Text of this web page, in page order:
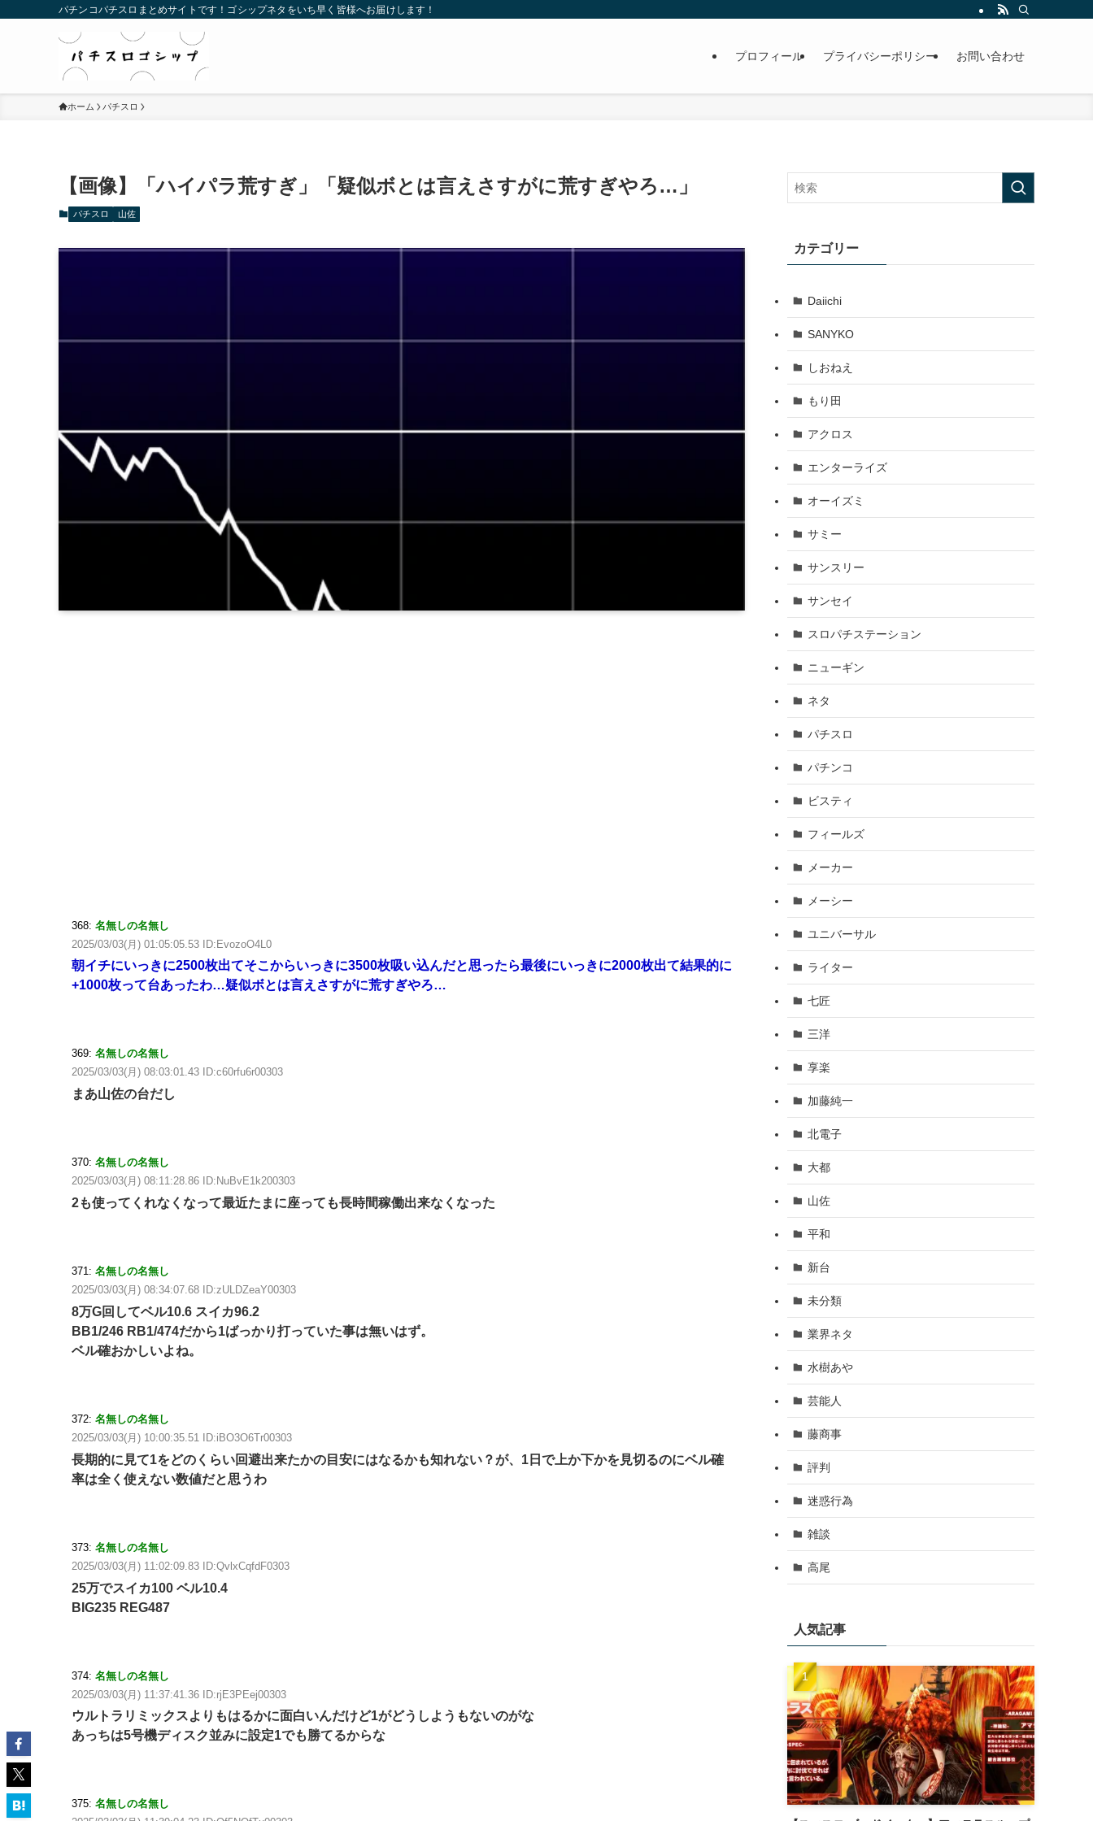
パチンコパチスロまとめサイトです！ゴシップネタをいち早く皆様へお届けします！
プロフィール プライバシーポリシー お問い合わせ
ホーム パチスロ
【画像】「ハイパラ荒すぎ」「疑似ボとは言えさすがに荒すぎやろ…」
パチスロ 山佐
368: 名無しの名無し
2025/03/03(月) 01:05:05.53 ID:EvozoO4L0
朝イチにいっきに2500枚出てそこからいっきに3500枚吸い込んだと思ったら最後にいっきに2000枚出て結果的に
+1000枚って台あったわ…疑似ボとは言えさすがに荒すぎやろ…
369: 名無しの名無し
2025/03/03(月) 08:03:01.43 ID:c60rfu6r00303
まあ山佐の台だし
370: 名無しの名無し
2025/03/03(月) 08:11:28.86 ID:NuBvE1k200303
2も使ってくれなくなって最近たまに座っても長時間稼働出来なくなった
371: 名無しの名無し
2025/03/03(月) 08:34:07.68 ID:zULDZeaY00303
8万G回してベル10.6 スイカ96.2
BB1/246 RB1/474だから1ばっかり打っていた事は無いはず。
ベル確おかしいよね。
372: 名無しの名無し
2025/03/03(月) 10:00:35.51 ID:iBO3O6Tr00303
長期的に見て1をどのくらい回避出来たかの目安にはなるかも知れない？が、1日で上か下かを見切るのにベル確
率は全く使えない数値だと思うわ
373: 名無しの名無し
2025/03/03(月) 11:02:09.83 ID:QvlxCqfdF0303
25万でスイカ100 ベル10.4
BIG235 REG487
374: 名無しの名無し
2025/03/03(月) 11:37:41.36 ID:rjE3PEej00303
ウルトラリミックスよりもはるかに面白いんだけど1がどうしようもないのがな
あっちは5号機ディスク並みに設定1でも勝てるからな
375: 名無しの名無し
カテゴリー
Daiichi
SANYKO
しおねえ
もり田
アクロス
エンターライズ
オーイズミ
サミー
サンスリー
サンセイ
スロパチステーション
ニューギン
ネタ
パチスロ
パチンコ
ビスティ
フィールズ
メーカー
メーシー
ユニバーサル
ライター
七匠
三洋
享楽
加藤純一
北電子
大都
山佐
平和
新台
未分類
業界ネタ
水樹あや
芸能人
藤商事
評判
迷惑行為
雑談
高尾
人気記事